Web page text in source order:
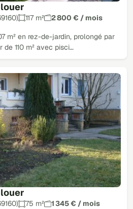
117 m² 2 800 € / mois
m² en rez-de-jardin, prolongé par
110 m² avec pisci…
75 m² 1 345 € / mois